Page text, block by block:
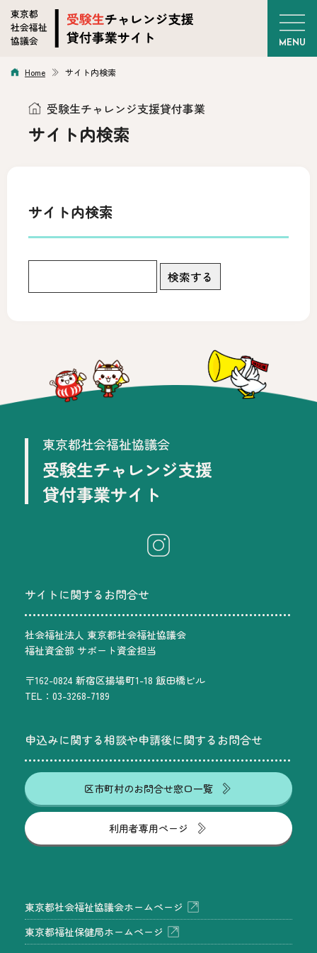
Home サイト内検索
受験生チャレンジ支援貸付事業
サイト内検索
サイト内検索
サイトに関するお問合せ
社会福祉法人 東京都社会福祉協議会
福祉資金部 サポート資金担当
〒162-0824 新宿区揚場町1-18 飯田橋ビル
TEL：03-3268-7189
申込みに関する相談や申請後に関するお問合せ
区市町村のお問合せ窓口一覧
利用者専用ページ
東京都社会福祉協議会ホームページ
東京都福祉保健局ホームページ